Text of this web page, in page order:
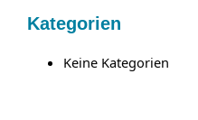
:Kategorien
Keine Kategorien